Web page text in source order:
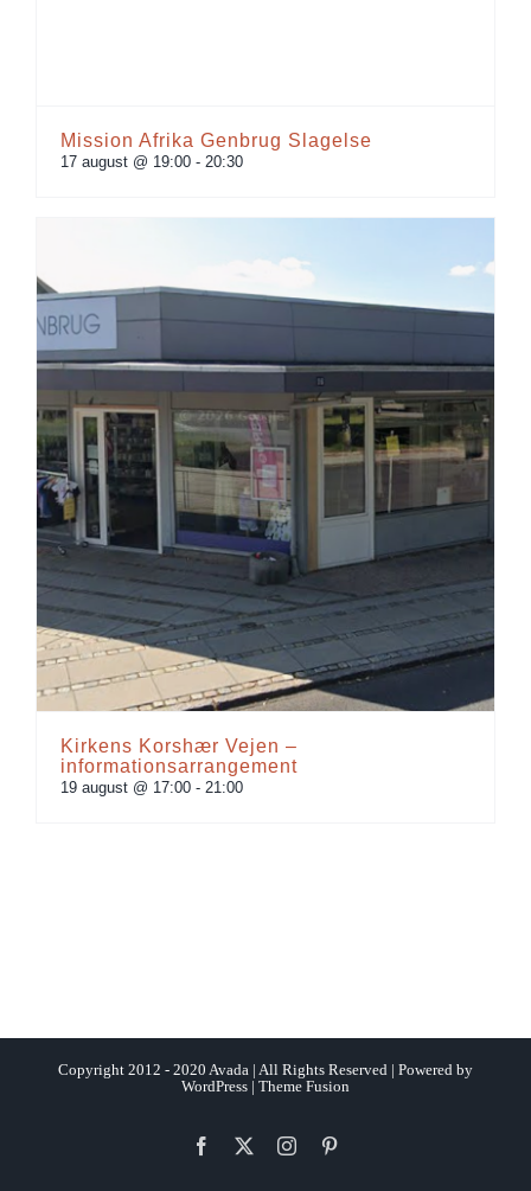
Mission Afrika Genbrug Slagelse
17 august @ 19:00 - 20:30
Kirkens Korshær Vejen –
informationsarrangement
19 august @ 17:00 - 21:00
Copyright 2012 - 2020 Avada | All Rights Reserved | Powered by
WordPress | Theme Fusion
Facebook Instagram